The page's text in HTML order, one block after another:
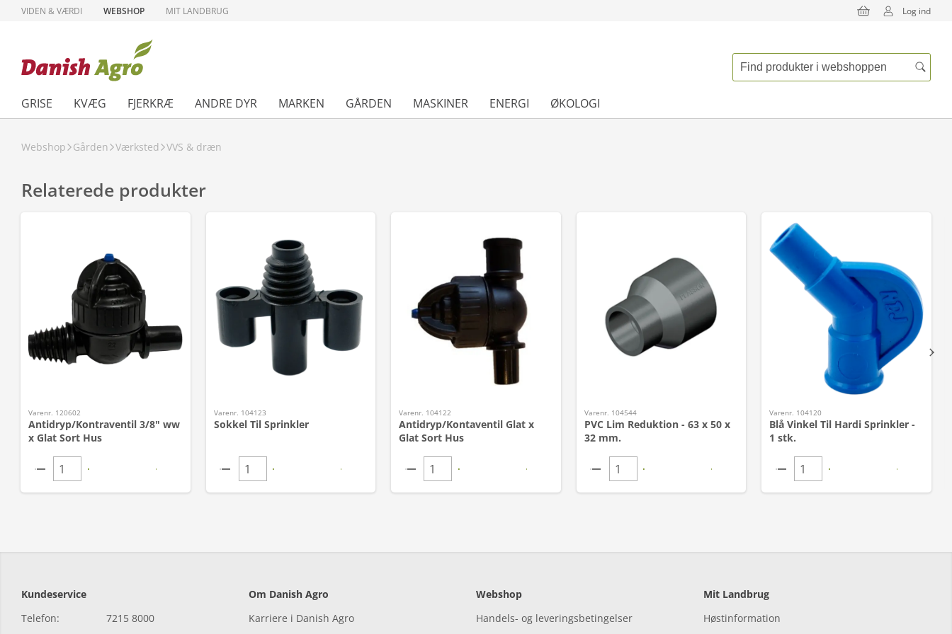
VIDEN & VÆRDI WEBSHOP MIT LANDBRUG Log ind
GRISE KVÆG FJERKRÆ ANDRE DYR MARKEN GÅRDEN MASKINER ENERGI ØKOLOGI
Webshop Gården Værksted VVS & dræn
Relaterede produkter
Varenr. 120602
Antidryp/Kontraventil 3/8" ww
x Glat Sort Hus
Varenr. 104123
Sokkel Til Sprinkler
Varenr. 104122
Antidryp/Kontaventil Glat x
Glat Sort Hus
Varenr. 104544
PVC Lim Reduktion - 63 x 50 x
32 mm.
Varenr. 104120
Blå Vinkel Til Hardi Sprinkler -
1 stk.
Kundeservice
Telefon:
7215 8000
Om Danish Agro
Karriere i Danish Agro
Webshop
Handels- og leveringsbetingelser
Mit Landbrug
Høstinformation